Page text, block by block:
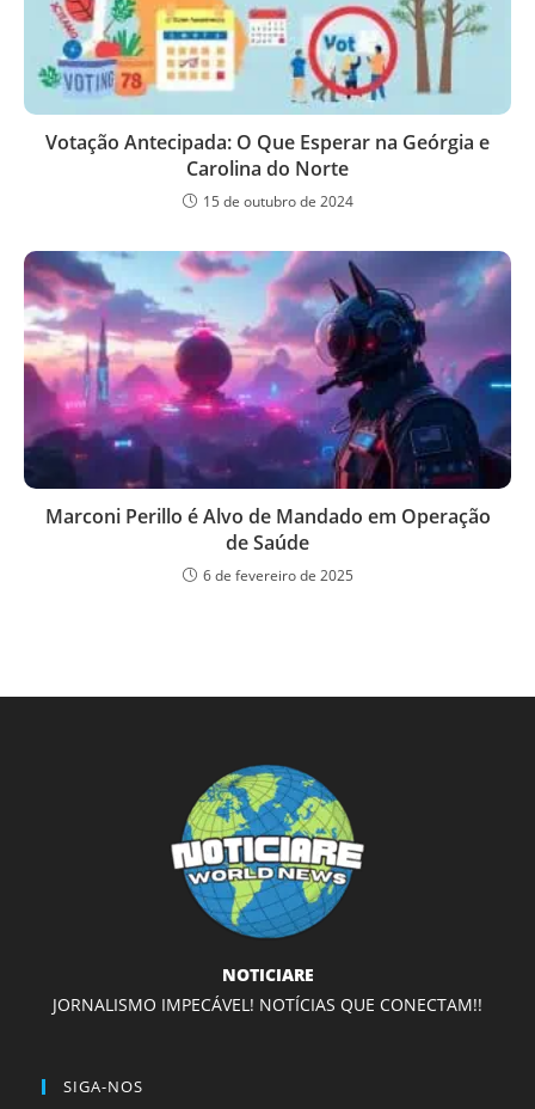
Votação Antecipada: O Que Esperar na Geórgia e
Carolina do Norte
15 de outubro de 2024
Marconi Perillo é Alvo de Mandado em Operação
de Saúde
6 de fevereiro de 2025
NOTICIARE
JORNALISMO IMPECÁVEL! NOTÍCIAS QUE CONECTAM!!
SIGA-NOS